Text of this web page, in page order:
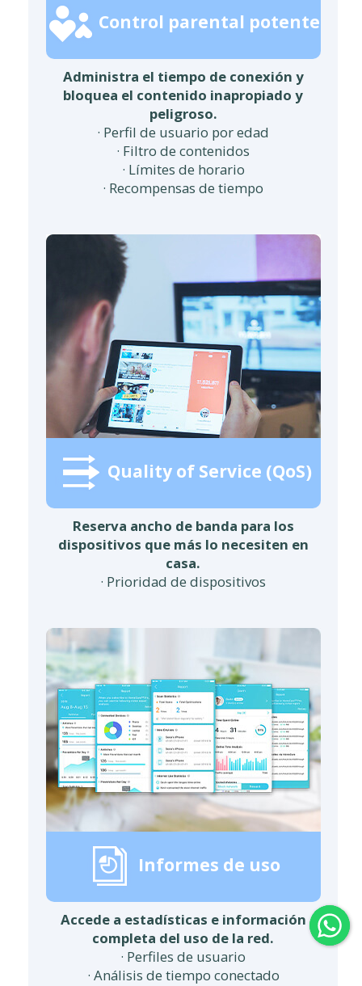
Control parental potente
Administra el tiempo de conexión y
bloquea el contenido inapropiado y
peligroso.
· Perfil de usuario por edad
· Filtro de contenidos
· Límites de horario
· Recompensas de tiempo
Quality of Service (QoS)
Reserva ancho de banda para los
dispositivos que más lo necesiten en
casa.
· Prioridad de dispositivos
Informes de uso
Accede a estadísticas e información
completa del uso de la red.
· Perfiles de usuario
· Análisis de tiempo conectado